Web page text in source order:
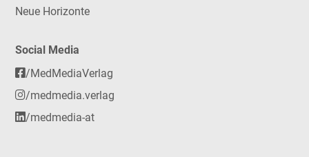
Neue Horizonte
Social Media
/MedMediaVerlag
/medmedia.verlag
/medmedia-at